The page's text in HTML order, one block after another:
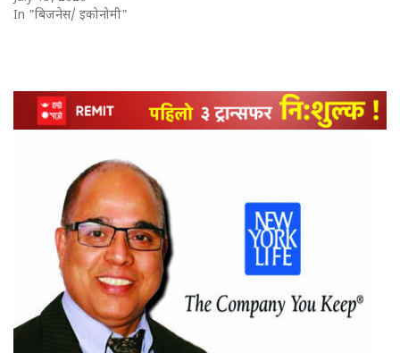
In "बिजनेस/ इकोनोमी"